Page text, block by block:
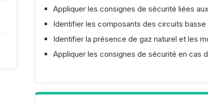
Appliquer les consignes de sécurité liées
Identifier les composants des circuits basse
Identifier la présence de gaz naturel et les
Appliquer les consignes de sécurité en cas